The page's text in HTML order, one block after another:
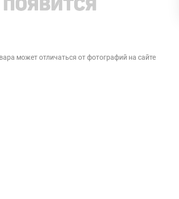
может отличаться от фотографий на сайте